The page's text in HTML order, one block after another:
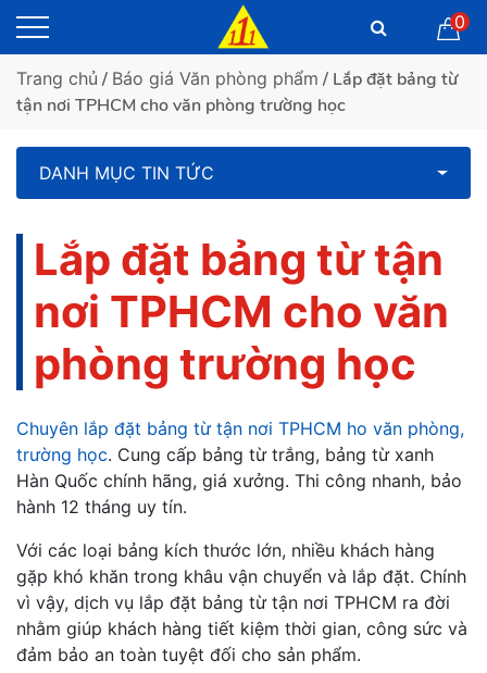
0
Trang chủ / Báo giá Văn phòng phẩm / Lắp đặt bảng từ
tận nơi TPHCM cho văn phòng trường học
DANH MỤC TIN TỨC
Lắp đặt bảng từ tận
nơi TPHCM cho văn
phòng trường học
Chuyên lắp đặt bảng từ tận nơi TPHCM ho văn phòng,
trường học. Cung cấp bảng từ trắng, bảng từ xanh
Hàn Quốc chính hãng, giá xưởng. Thi công nhanh, bảo
hành 12 tháng uy tín.
Với các loại bảng kích thước lớn, nhiều khách hàng
gặp khó khăn trong khâu vận chuyển và lắp đặt. Chính
vì vậy, dịch vụ lắp đặt bảng từ tận nơi TPHCM ra đời
nhằm giúp khách hàng tiết kiệm thời gian, công sức và
đảm bảo an toàn tuyệt đối cho sản phẩm.